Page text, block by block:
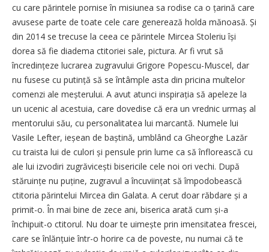
cu care părintele pornise în misiunea sa rodise ca o țarină care
avusese parte de toate cele care generează holda mănoasă. Și
din 2014 se trecuse la ceea ce părintele Mircea Stoleriu își
dorea să fie diadema ctitoriei sale, pictura. Ar fi vrut să
încredințeze lucrarea zugravului Grigore Popescu-Muscel, dar
nu fusese cu putință să se întâmple asta din pricina multelor
comenzi ale meșterului. A avut atunci inspirația să apeleze la
un ucenic al acestuia, care dovedise că era un vrednic urmaș al
mentorului său, cu personalitatea lui marcantă. Numele lui
Vasile Lefter, ieșean de baștină, umblând ca Gheorghe Lazăr
cu traista lui de culori și pensule prin lume ca să înflorească cu
ale lui izvodiri zugrăvicești bisericile cele noi ori vechi. După
stăruințe nu puține, zugravul a încuviințat să împodobească
ctitoria părintelui Mircea din Galata. A cerut doar răbdare și a
primit-o. În mai bine de zece ani, biserica arată cum și-a
închipuit-o ctitorul. Nu doar te uimește prin imensitatea frescei,
care se înlănțuie într-o horire ca de poveste, nu numai că te